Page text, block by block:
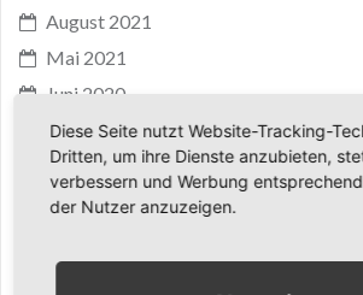
August 2021
Mai 2021
Juni 2020
November 2019
Oktober 2019
August 2019
Diese Seite nutzt Website-Tracking-
Dritten, um ihre Dienste anzubieten,
verbessern und Werbung
der Nutzer anzuzeigen.